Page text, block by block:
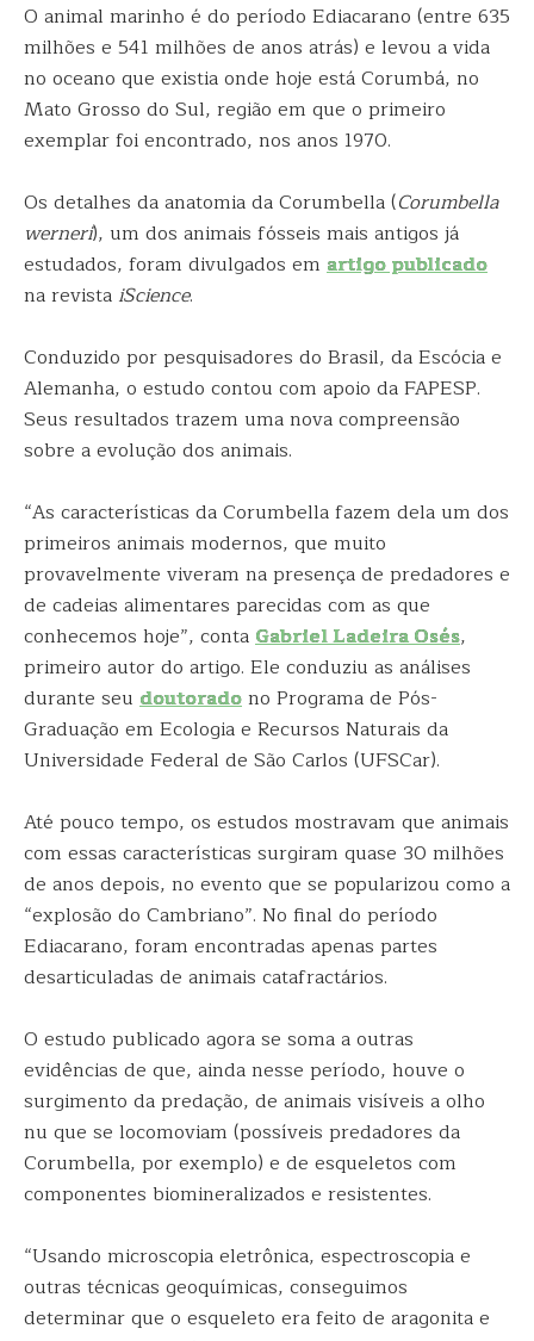
O animal marinho é do período Ediacarano (entre 635
milhões e 541 milhões de anos atrás) e levou a vida
no oceano que existia onde hoje está Corumbá, no
Mato Grosso do Sul, região em que o primeiro
exemplar foi encontrado, nos anos 1970.
Os detalhes da anatomia da Corumbella (Corumbella
werneri), um dos animais fósseis mais antigos já
estudados, foram divulgados em artigo publicado
na revista iScience.
Conduzido por pesquisadores do Brasil, da Escócia e
Alemanha, o estudo contou com apoio da FAPESP.
Seus resultados trazem uma nova compreensão
sobre a evolução dos animais.
“As características da Corumbella fazem dela um dos
primeiros animais modernos, que muito
provavelmente viveram na presença de predadores e
de cadeias alimentares parecidas com as que
conhecemos hoje”, contaGabriel Ladeira Osés,
primeiro autor do artigo. Ele conduziu as análises
durante seu doutoradono Programa de Pós-
Graduação em Ecologia e Recursos Naturais da
Universidade Federal de São Carlos (UFSCar).
Até pouco tempo, os estudos mostravam que animais
com essas características surgiram quase 30 milhões
de anos depois, no evento que se popularizou como a
“explosão do Cambriano”. No final do período
Ediacarano, foram encontradas apenas partes
desarticuladas de animais catafractários.
O estudo publicado agora se soma a outras
evidências de que, ainda nesse período, houve o
surgimento da predação, de animais visíveis a olho
nu que se locomoviam (possíveis predadores da
Corumbella, por exemplo) e de esqueletos com
componentes biomineralizados e resistentes.
“Usando microscopia eletrônica, espectroscopia e
outras técnicas geoquímicas, conseguimos
determinar que o esqueleto era feito de aragonita e